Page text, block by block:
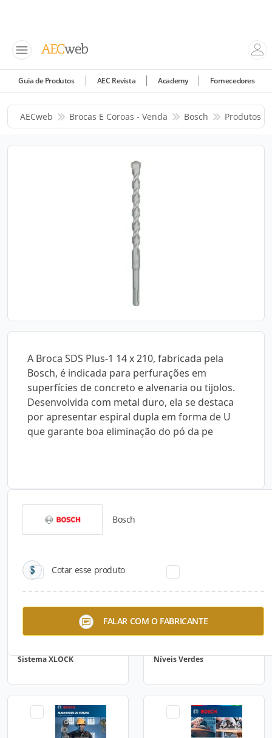
Guia de Produtos AEC Revista Academy Fornecedores
AECweb Brocas E Coroas - Venda Bosch Produtos
A Broca SDS Plus-1 14 x 210, fabricada pela
Bosch, é indicada para perfurações em
superfícies de concreto e alvenaria ou tijolos.
Desenvolvida com metal duro, ela se destaca
por apresentar espiral dupla em forma de U
que garante boa eliminação do pó da pe
Bosch
Cotar esse produto
FALAR COM O FABRICANTE
Catálogos para Download
Sistema XLOCK Níveis Verdes